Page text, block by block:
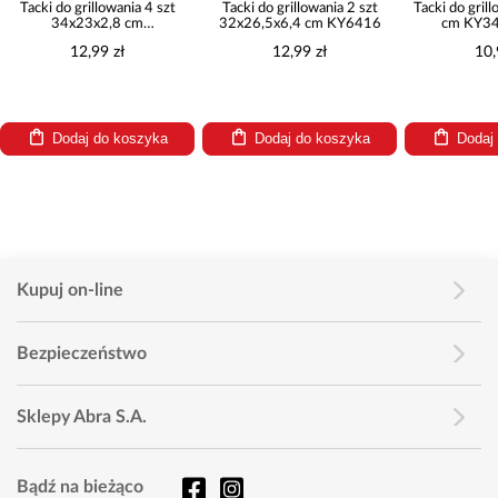
Tacki do grillowania 4 szt
34x23x2,8 cm
12,99 zł
Dodaj do koszyka
Tacki do grillowania 2 szt
32x26,5x6,4 cm KY6416
12,99 zł
Dodaj do koszyka
Tacki do
cm
Kupuj on-line
Bezpieczeństwo
Sklepy Abra S.A.
Bądź na bieżąco